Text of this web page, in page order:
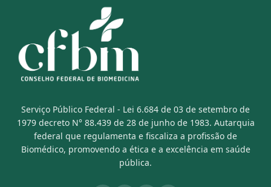
Serviço Público Federal - Lei 6.684 de 03 de setembro de
1979 decreto N° 88.439 de 28 de junho de 1983. Autarquia
federal que regulamenta e fiscaliza a profissão de
Biomédico, promovendo a ética e a excelência em saúde
pública.